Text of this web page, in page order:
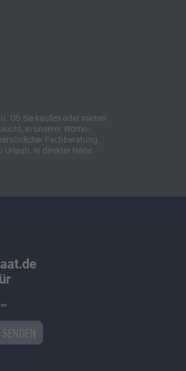
Ob Sie kaufen oder mieten
in unserer Womo-
Fachberatung.
Urlaub. In direkter Nähe
.